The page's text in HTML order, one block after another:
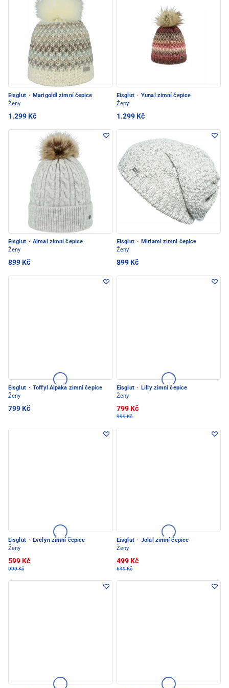
Eisglut · Marigoldl zimní čepice
Ženy
1.299 Kč
Eisglut · Yunal zimní čepice
Ženy
1.299 Kč
Eisglut · Almal zimní čepice
Ženy
899 Kč
Eisglut · Miriaml zimní čepice
Ženy
899 Kč
Eisglut · Toffyl Alpaka zimní čepice
Ženy
799 Kč
Eisglut · Lilly zimní čepice
Ženy
799 Kč
999 Kč
Eisglut · Evelyn zimní čepice
Ženy
599 Kč
999 Kč
Eisglut · Jolal zimní čepice
Ženy
499 Kč
649 Kč